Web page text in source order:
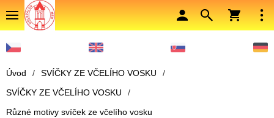
Úvod / SVÍČKY ZE VČELÍHO VOSKU
/
SVÍČKY ZE VČELÍHO VOSKU
/
Různé motivy svíček ze včelího vosku